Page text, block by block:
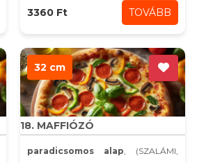
3360 Ft TOVÁBB
32 cm
18. MAFFIÓZÓ
paradicsomos alap, (SZALÁMI,